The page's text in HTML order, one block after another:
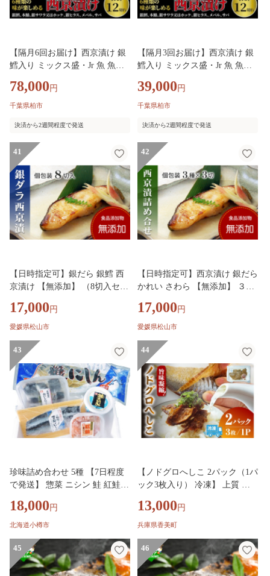
【隔月6回お届け】西京漬け 銀
鱈入り ミックス盛・Jr 魚 魚介
本鰆 銀ヒラス メバル サバ 食べ
比べ 千葉県 柏市
78,000 円
千葉県柏市
決済から2週間程度で発送
【隔月3回お届け】西京漬け 銀
鱈入り ミックス盛・Jr 魚 魚介
本鰆 銀ヒラス メバル サバ 食べ
比べ 千葉県 柏市
39,000 円
千葉県柏市
決済から2週間程度で発送
41
【日時指定可】銀だら 銀鱈 西
京漬け 【無添加】 （8切入セッ
銀ダラ 西京漬 無着色 無添加味
噌 西京焼き 添加物不使用 塩分
フト 贈り物 お中元 お歳暮 〈愛
媛県松山市〉
17,000 円
愛媛県松山市
42
【日時指定可】西京漬け 銀だら
かれい さわら 【無添加】 ３種
り・個包装・冷凍） 【化粧箱】
銀鱈西京漬け かれい西京漬け
無添加味噌 西京焼き 添加物不
使用 塩分控えめ約1% 小分け 簡
単調理 ギフト 贈り物 お中元 お
歳暮 愛媛県松山市 ★
17,000 円
愛媛県松山市
43
珍味詰め合わせ 5種 【7日程度
で発送】 惣菜 ニシン 鮭 紅鮭
米糀 糀漬 糠にしん 冷凍 小樽市
北海道
18,000 円
北海道小樽市
44
【ノドグロへしこ 2パック（1パ
ック3枚入り） 冷凍】 上質 の
ご飯のお供 保存食品 おつまみ
肴 おすすめ 兵庫県 香美町 香住
13,000 円
兵庫県香美町
45 46